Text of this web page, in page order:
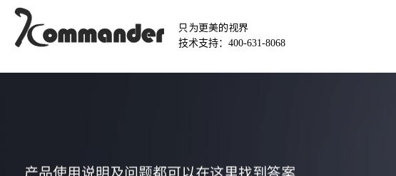
只为更美的视界
技术支持：400-631-8068
产品使用说明及问题都可以在这里找到答案